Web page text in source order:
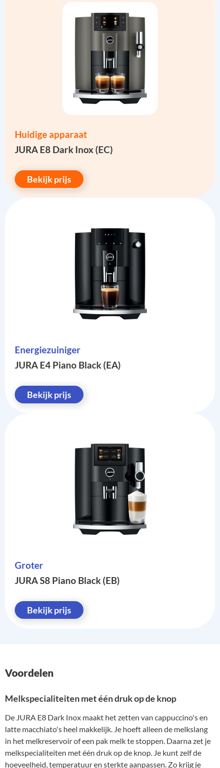
Huidige apparaat
JURA E8 Dark Inox (EC)
Bekijk prijs
Energiezuiniger
JURA E4 Piano Black (EA)
Bekijk prijs
Groter
JURA S8 Piano Black (EB)
Bekijk prijs
Voordelen
Melkspecialiteiten met één druk op de knop
De JURA E8 Dark Inox maakt het zetten van cappuccino's en
latte macchiato's heel makkelijk. Je hoeft alleen de melkslang
in het melkreservoir of een pak melk te stoppen. Daarna zet je
melkspecialiteiten met één druk op de knop. Je kunt zelf de
hoeveelheid, temperatuur en sterkte aanpassen. Zo krijg je